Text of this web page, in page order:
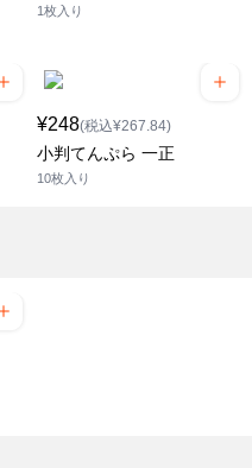
1枚入り
¥248(税込¥267.84)
小判てんぷら 一正
10枚入り